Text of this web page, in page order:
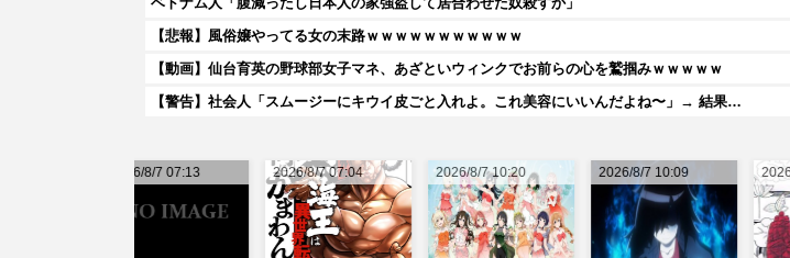
【悲報】風俗嬢やってる女の末路ｗｗｗｗｗｗｗｗｗｗｗ
【動画】仙台育英の野球部女子マネ、あざといウィンクでお前らの心を鷲掴みｗｗｗｗｗ
【警告】社会人「スムージーにキウイ皮ごと入れよ。これ美容にいいんだよね〜」→ 結果…
2026/8/7 10:20 2026/8/7 10:09 2026/8/7 09:07
2026/8/7 07:04